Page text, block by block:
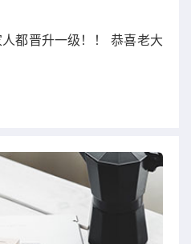
升一级！！ 恭喜老大